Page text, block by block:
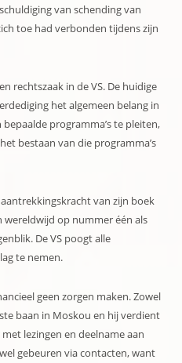
van schending van
toe had verbonden tijdens zijn
rechtszaak in de VS. De huidige
het algemeen belang in
programma’s te pleiten,
bestaan van die programma’s
van zijn boek
op nummer één als
De VS poogt alle
te nemen.
geen zorgen maken. Zowel
baan in Moskou en hij verdient
lezingen en deelname aan
gebeuren via contacten, want